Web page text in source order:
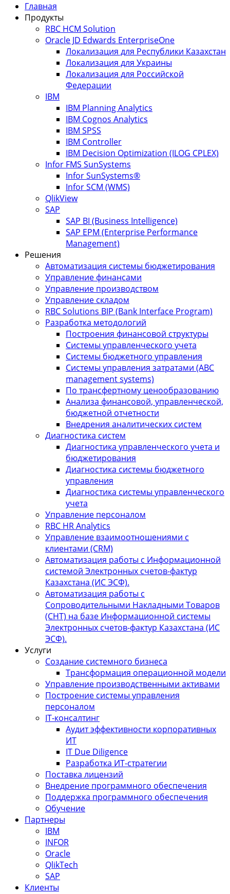
Главная
Продукты
RBC HCM Solution
Oracle JD Edwards EnterpriseOne
Локализация для Республики Казахстан
Локализация для Украины
Локализация для Российской
Федерации
IBM
IBM Planning Analytics
IBM Cognos Analytics
IBM SPSS
IBM Controller
IBM Decision Optimization (ILOG CPLEX)
Infor FMS SunSystems
Infor SunSystems®
Infor SCM (WMS)
QlikView
SAP
SAP BI (Business Intelligence)
SAP EPM (Enterprise Performance
Management)
Решения
Автоматизация системы бюджетирования
Управление финансами
Управление производством
Управление складом
RBC Solutions BIP (Bank Interface Program)
Разработка методологий
Построения финансовой структуры
Системы управленческого учета
Системы бюджетного управления
Системы управления затратами (АBC
management systems)
По трансфертному ценообразованию
Анализа финансовой, управленческой,
бюджетной отчетности
Внедрения аналитических систем
Диагностика систем
Диагностика управленческого учета и
бюджетирования
Диагностика системы бюджетного
управления
Диагностика системы управленческого
учета
Управление персоналом
RBC HR Аnalytics
Управление взаимоотношениями с
клиентами (СRM)
Автоматизация работы с Информационной
системой Электронных счетов-фактур
Казахстана (ИС ЭСФ).
Автоматизация работы с
Сопроводительными Накладными Товаров
(СНТ) на базе Информационной системы
Электронных счетов-фактур Казахстана (ИС
ЭСФ).
Услуги
Создание системного бизнеса
Трансформация операционной модели
Управление производственными активами
Построение системы управления
персоналом
IT-консалтинг
Аудит эффективности корпоративных
ИТ
IT Due Diligence
Разработка ИТ-стратегии
Поставка лицензий
Внедрение программного обеспечения
Поддержка программного обеспечения
Обучение
Партнеры
IBM
INFOR
Oracle
QlikTech
SAP
Клиенты